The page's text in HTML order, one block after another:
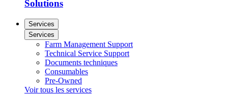
Solutions
Services
Services
Farm Management Support
Technical Service Support
Documents techniques
Consumables
Pre-Owned
Voir tous les services